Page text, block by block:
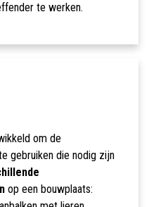
te werken.
om de
gebruiken die nodig zijn
op een bouwplaats: